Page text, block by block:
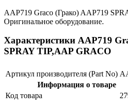
AAP719 Graco (Грако) AAP719
Оригинальное оборудование.
Характеристики AAP719
SPRAY TIP,AAP GRACO
Артикул производителя (Part No)
Информация о товаре
Код товара